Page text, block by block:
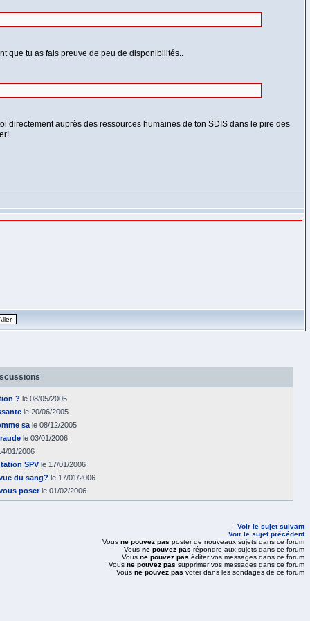
que tu as fais preuve de peu de disponibilités..
directement auprès des ressources humaines de ton SDIS dans le pire des
? le 08/05/2005
le 20/06/2005
sa le 08/12/2005
le 03/01/2006
01/2006
SPVle 17/01/2006
du sang? le 17/01/2006
poserle 01/02/2006
Voir le sujet suivant
Voir le sujet précédent
Vous ne pouvez pas poster de nouveaux sujets dans ce forum
Vous ne pouvez pas répondre aux sujets dans ce forum
Vous ne pouvez pas éditer vos messages dans ce forum
Vous ne pouvez pas supprimer vos messages dans ce forum
Vous ne pouvez pas voter dans les sondages de ce forum